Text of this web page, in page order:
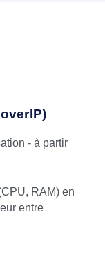
- à partir
RAM) en
entre